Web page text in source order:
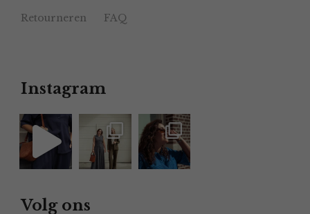
Retourneren FAQ
Instagram
Volg ons